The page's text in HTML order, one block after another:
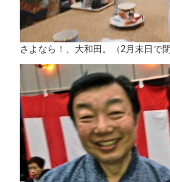
さよなら！、大和田。（2月末日で